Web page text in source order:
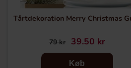
Tårtdekoration Merry Christmas
79 kr 39.50 kr
Køb